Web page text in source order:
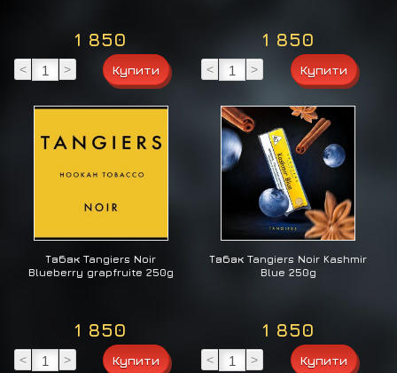
1 850
< >
1 850
< >
Табак Tangiers Noir
Blueberry grapfruite 250g
1 850
< >
Табак Tangiers Noir Kashmir
Blue 250g
1 850
< >